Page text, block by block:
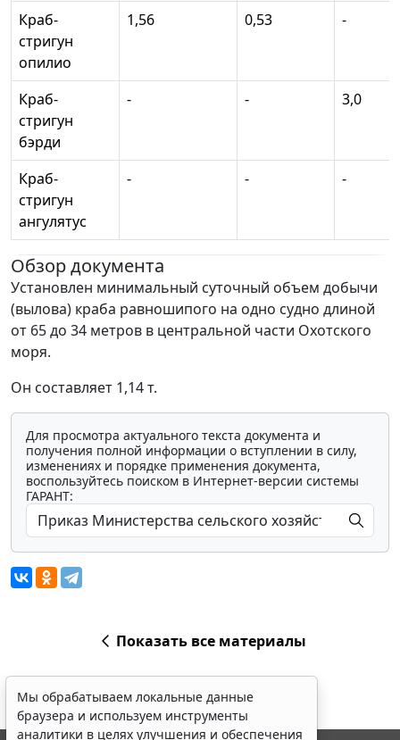
Краб-
стригун
опилио
1,56 0,53 -
Краб-
стригун
бэрди
- - 3,0
Краб-
стригун
ангулятус
- - -
Обзор документа
Установлен минимальный суточный объем добычи
(вылова) краба равношипого на одно судно длиной
от 65 до 34 метров в центральной части Охотского
моря.
Он составляет 1,14 т.
Для просмотра актуального текста документа и
получения полной информации о вступлении в силу,
изменениях и порядке применения документа,
воспользуйтесь поиском в Интернет-версии системы
ГАРАНТ:
Показать все материалы
Мы обрабатываем локальные данные
браузера и используем инструменты
аналитики в целях улучшения и обеспечения